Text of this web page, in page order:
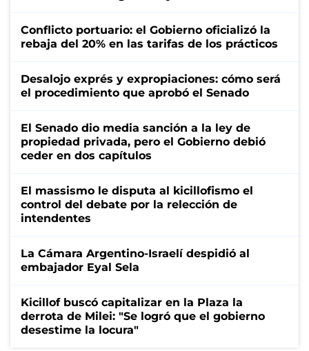
Conflicto portuario: el Gobierno oficializó la
rebaja del 20% en las tarifas de los prácticos
Desalojo exprés y expropiaciones: cómo será
el procedimiento que aprobó el Senado
El Senado dio media sanción a la ley de
propiedad privada, pero el Gobierno debió
ceder en dos capítulos
El massismo le disputa al kicillofismo el
control del debate por la relección de
intendentes
La Cámara Argentino-Israelí despidió al
embajador Eyal Sela
Kicillof buscó capitalizar en la Plaza la
derrota de Milei: "Se logró que el gobierno
desestime la locura"